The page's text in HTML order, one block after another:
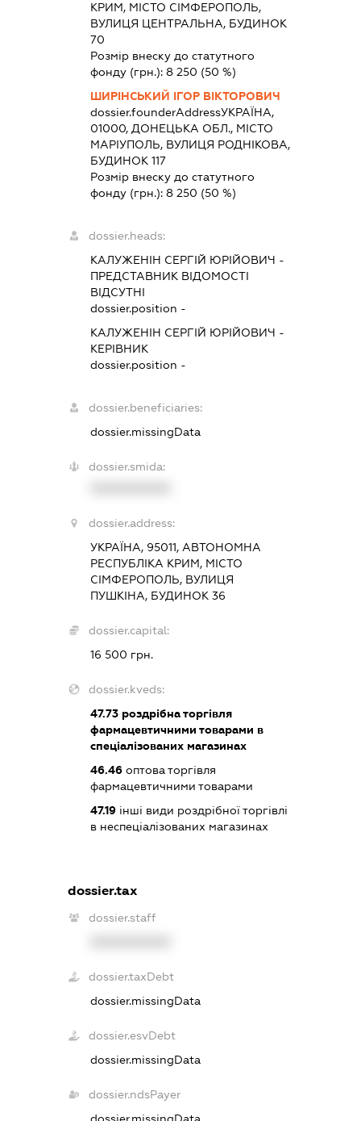
КРИМ, МІСТО СІМФЕРОПОЛЬ,
ВУЛИЦЯ ЦЕНТРАЛЬНА, БУДИНОК
70
Розмір внеску до статутного
фонду (грн.):8 250 (50 %)
ШИРІНСЬКИЙ ІГОР ВІКТОРОВИЧ
dossier.founderAddressУКРАЇНА,
01000, ДОНЕЦЬКА ОБЛ., МІСТО
МАРІУПОЛЬ, ВУЛИЦЯ РОДНІКОВА,
БУДИНОК 117
Розмір внеску до статутного
фонду (грн.):8 250 (50 %)
dossier.heads:
КАЛУЖЕНІН СЕРГІЙ ЮРІЙОВИЧ -
ПРЕДСТАВНИК ВІДОМОСТІ
ВІДСУТНІ
dossier.position -
КАЛУЖЕНІН СЕРГІЙ ЮРІЙОВИЧ -
КЕРІВНИК
dossier.position -
dossier.beneficiaries:
dossier.missingData
dossier.smida:
dossier.address:
УКРАЇНА, 95011, АВТОНОМНА
РЕСПУБЛІКА КРИМ, МІСТО
СІМФЕРОПОЛЬ, ВУЛИЦЯ
ПУШКІНА, БУДИНОК 36
dossier.capital:
16 500 грн.
dossier.kveds:
47.73 роздрібна торгівля
фармацевтичними товарами в
спеціалізованих магазинах
46.46 оптова торгівля
фармацевтичними товарами
47.19 інші види роздрібної торгівлі
в неспеціалізованих магазинах
dossier.tax
dossier.staff
dossier.taxDebt
dossier.missingData
dossier.esvDebt
dossier.missingData
dossier.ndsPayer